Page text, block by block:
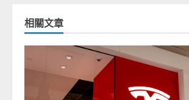
相關文章